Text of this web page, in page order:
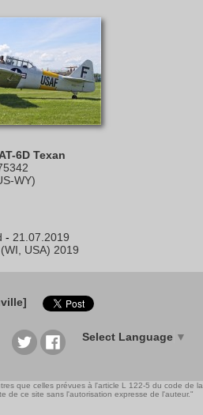
6D Texan
WY)
- 21.07.2019
USA) 2019
Select Language ▼
que celles prévues à l'article L 122-5 du code de la
de ce site sans l'autorisation expresse de l'auteur."